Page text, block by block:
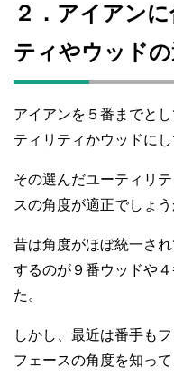
２．アイアン
ティやウッド
アイアンを５番までと
ティリティかウッドにし
その選んだユーティリ
スの角度が適正でしょう
昔は角度がほぼ統一さ
するのが９番ウッドや
た。
しかし、最近は番手も
フェースの角度を知っ